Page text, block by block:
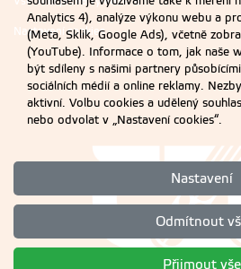
Nastavení cookies
Analytics 4), analýze výkonu webu a
(Meta, Sklik, Google Ads), včetně
(YouTube). Informace o tom, jak naše
být sdíleny s našimi partnery
sociálních médií a online reklamy.
aktivní. Volbu cookies a udělený
nebo odvolat v „Nastavení cookies“.
Nastavení
Odmítnout
Přijmout vše